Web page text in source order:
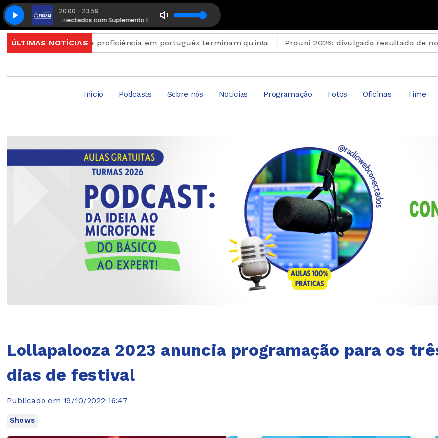
20:00 - 23:59
Radio Conectados com Suplemento Musical Radio Conectados com Suplemento Musical
ÚLTIMAS NOTÍCIAS
de proficiência em português terminam quinta Prouni 2026: divulgado resultado de nova chamada
Início Podcasts Sobre nós Notícias Programação Fotos Oficinas Time
Lollapalooza 2023 anuncia programação para os
dias de festival
Publicado em 19/10/2022 16:47
Shows